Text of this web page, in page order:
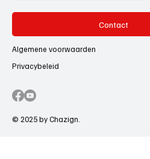
Contact
Algemene voorwaarden
Privacybeleid
© 2025 by Chazign.